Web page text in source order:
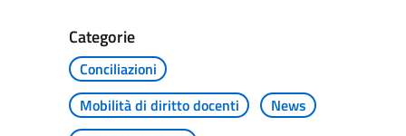
Categorie
Conciliazioni
Mobilità di diritto docenti
News